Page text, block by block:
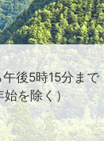
後5時15分まで
始を除く）